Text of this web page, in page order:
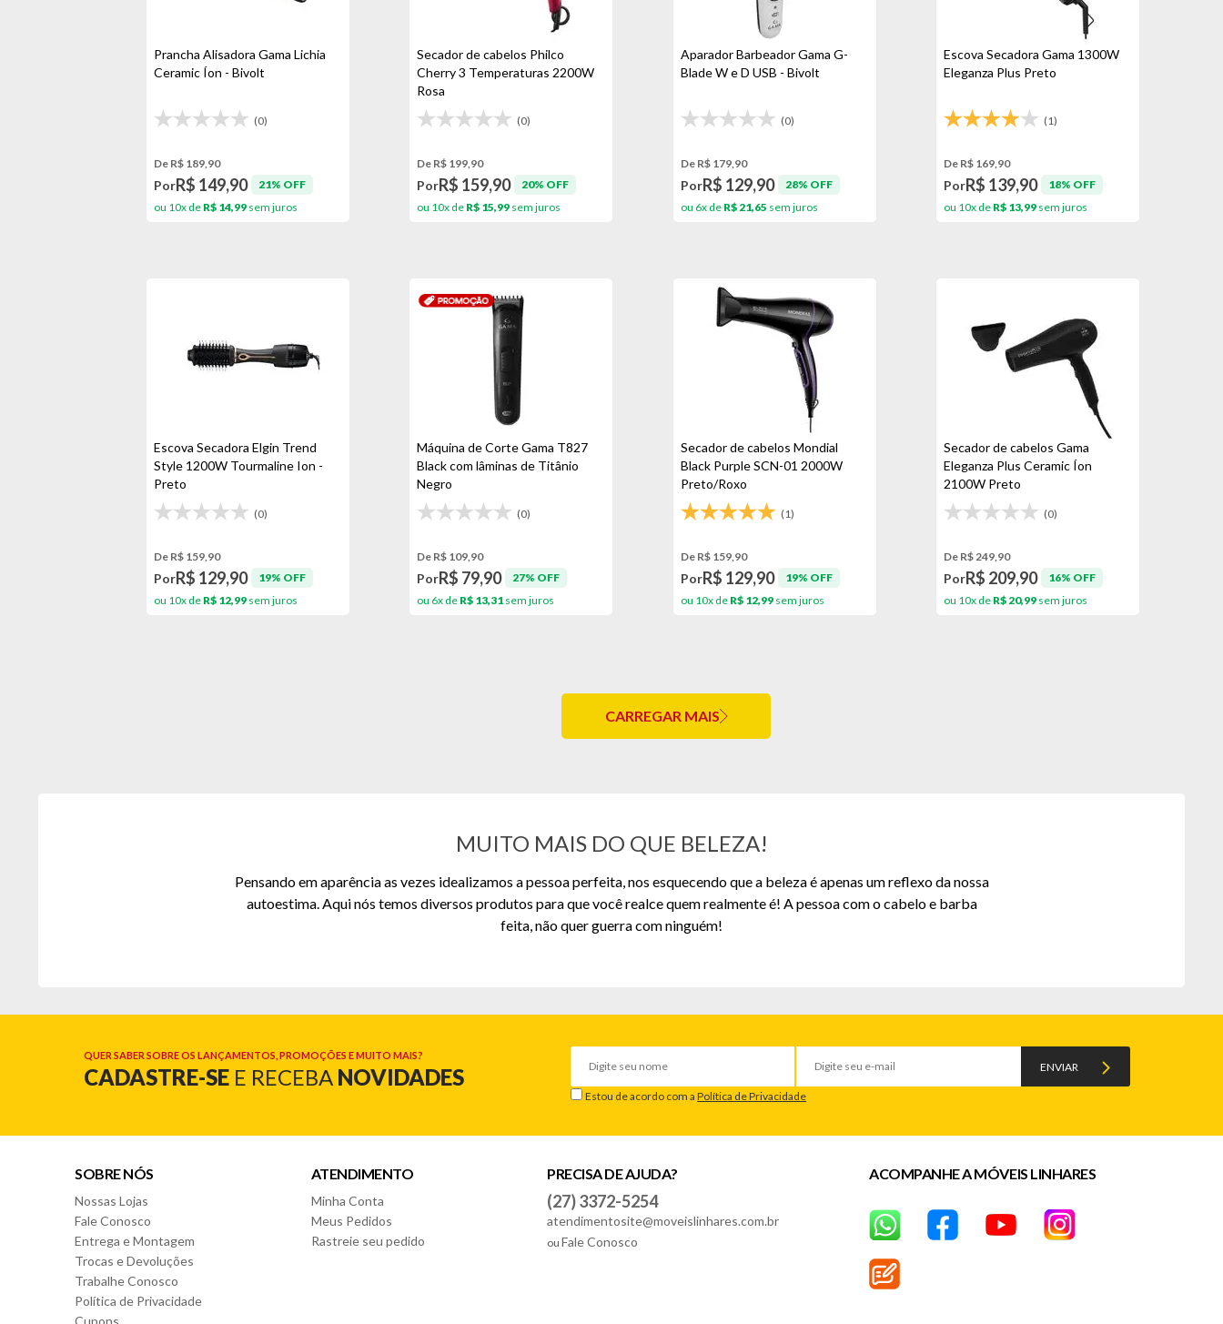
Prancha Alisadora Gama Lichia
Ceramic Íon - Bivolt
(0)
De R$ 189,90
PorR$ 149,90
21% OFF
ou 10x de R$ 14,99 sem juros
Secador de cabelos Philco
Cherry 3 Temperaturas 2200W
Rosa
(0)
De R$ 199,90
PorR$ 159,90
20% OFF
ou 10x de R$ 15,99 sem juros
Aparador Barbeador Gama G-
Blade W e D USB - Bivolt
(0)
De R$ 179,90
PorR$ 129,90
28% OFF
ou 6x de R$ 21,65 sem juros
Escova Secadora Gama 1300W
Eleganza Plus Preto
(1)
De R$ 169,90
PorR$ 139,90
18% OFF
ou 10x de R$ 13,99sem juros
Escova Secadora Elgin Trend
Style 1200W Tourmaline Ion -
Preto
(0)
De R$ 159,90
PorR$ 129,90
19% OFF
ou 10x de R$ 12,99 sem juros
Máquina de Corte Gama T827
Black com lâminas de Titânio
Negro
(0)
De R$ 109,90
PorR$ 79,90
27% OFF
ou 6x de R$ 13,31 sem juros
Secador de cabelos Mondial
Black Purple SCN-01 2000W
Preto/Roxo
(1)
De R$ 159,90
PorR$ 129,90
19% OFF
ou 10x de R$ 12,99sem juros
Secador de cabelos Gama
Eleganza Plus Ceramic Íon
2100W Preto
(0)
De R$ 249,90
PorR$ 209,90
16% OFF
ou 10x de R$ 20,99sem juros
CARREGAR MAIS
MUITO MAIS DO QUE BELEZA!
Pensando em aparência as vezes idealizamos a pessoa perfeita, nos esquecendo que a beleza é apenas um reflexo da nossa
autoestima. Aqui nós temos diversos produtos para que você realce quem realmente é! A pessoa com o cabelo e barba
feita, não quer guerra com ninguém!
QUER SABER SOBRE OS LANÇAMENTOS, PROMOÇÕES E MUITO MAIS?
CADASTRE-SE E RECEBA NOVIDADES ENVIAR
Estou de acordo com aPolítica de Privacidade
SOBRE NÓS
Nossas Lojas
Fale Conosco
Entrega e Montagem
Trocas e Devoluções
Trabalhe Conosco
Política de Privacidade
Cupons
ATENDIMENTO
Minha Conta
Meus Pedidos
Rastreie seu pedido
PRECISA DE AJUDA?
(27) 3372-5254
atendimentosite@moveislinhares.com.br
ou Fale Conosco
ACOMPANHE A MÓVEIS LINHARES